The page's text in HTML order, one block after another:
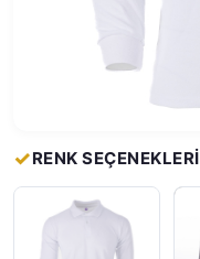
RENK SEÇENEKLERİ